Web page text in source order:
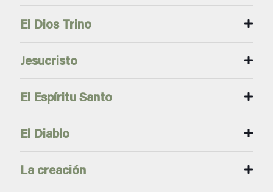
El Dios Trino
Jesucristo
El Espíritu Santo
El Diablo
La creación